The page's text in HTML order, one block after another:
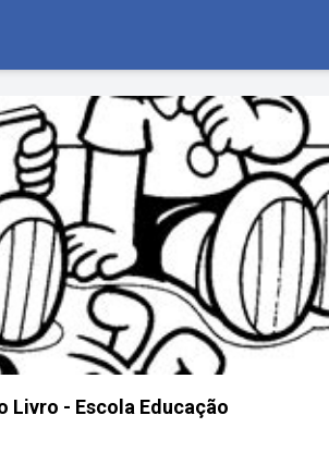
Livro - Escola Educação